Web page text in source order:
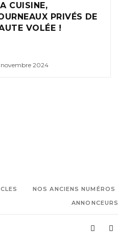
CUISINE,
PRIVÉS DE
VOLÉE !
novembre 2024
NOS ANCIENS NUMÉROS
ANNONCEURS